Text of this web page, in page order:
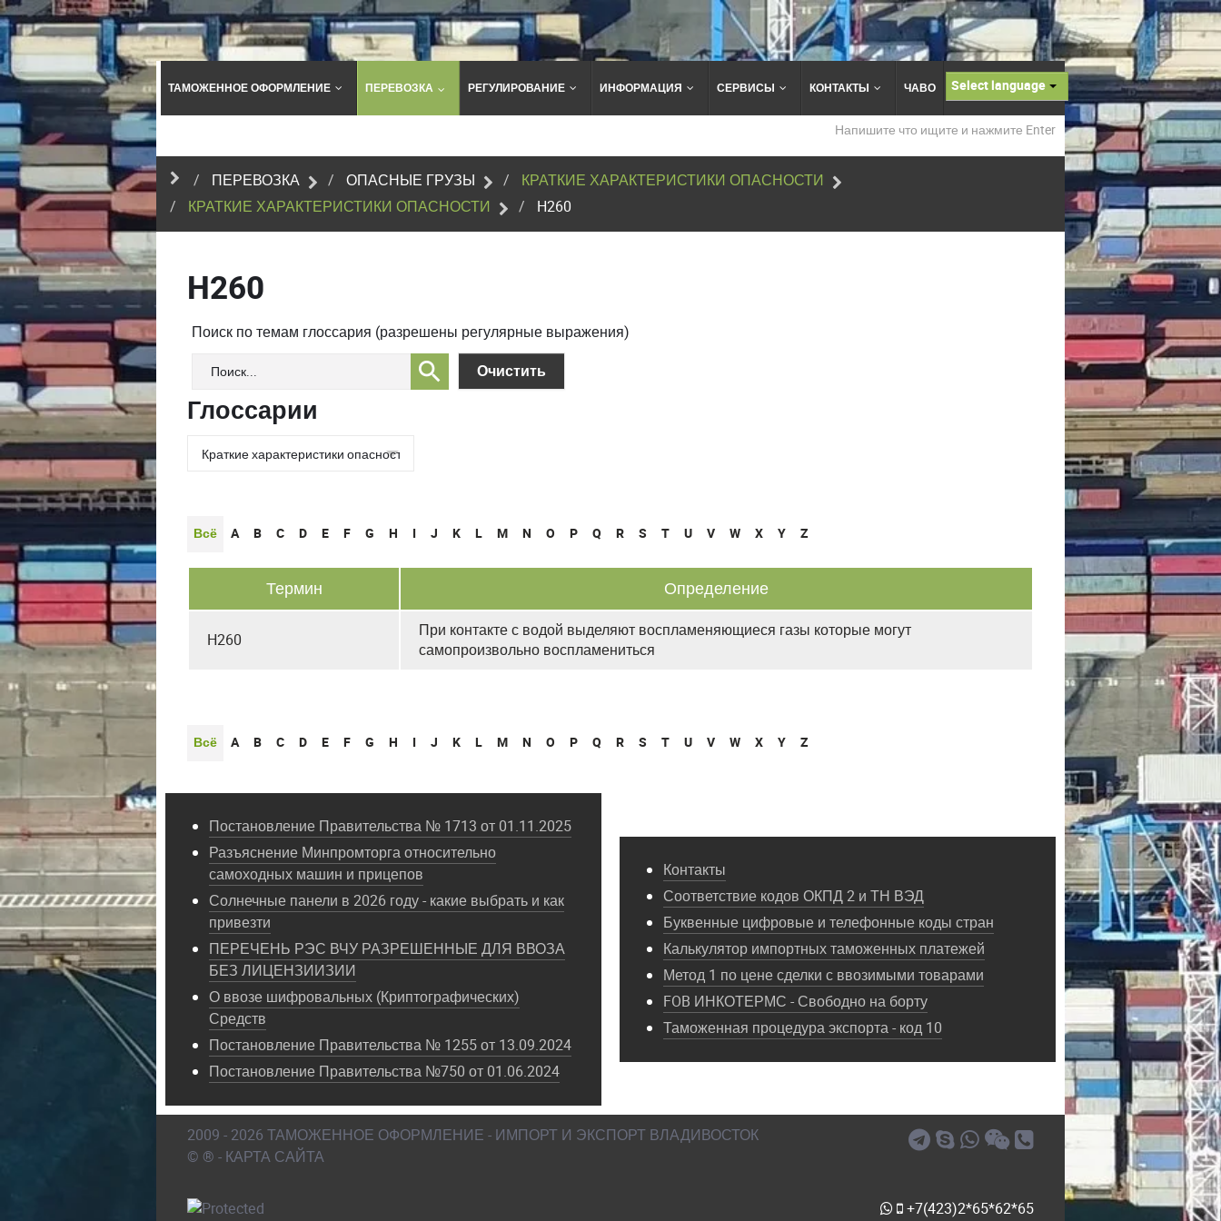
ТАМОЖЕННОЕ ОФОРМЛЕНИЕ ПЕРЕВОЗКА РЕГУЛИРОВАНИЕ ИНФОРМАЦИЯ СЕРВИСЫ КОНТАКТЫ ЧАВО Select language
сайту
ПЕРЕВОЗКА ОПАСНЫЕ ГРУЗЫ
КРАТКИЕ ХАРАКТЕРИСТИКИ ОПАСНОСТИ
КРАТКИЕ ХАРАКТЕРИСТИКИ ОПАСНОСТИ
H260
H260
Поиск по темам глоссария (разрешены регулярные выражения)
Глоссарии
Всё A B C D E F G H I J K L M N O P Q R S T U V W X Y Z
Термин Определение
H260
При контакте с водой выделяют воспламеняющиеся газы которые могут
самопроизвольно воспламениться
Всё A B C D E F G H I J K L M N O P Q R S T U V W X Y Z
Постановление Правительства № 1713 от 01.11.2025
Разъяснение Минпромторга относительно
самоходных машин и прицепов
Солнечные панели в 2026 году - какие выбрать и как
привезти
ПЕРЕЧЕНЬ РЭС ВЧУ РАЗРЕШЕННЫЕ ДЛЯ ВВОЗА
БЕЗ ЛИЦЕНЗИИЗИИ
О ввозе шифровальных (Криптографических)
Средств
Постановление Правительства № 1255 от 13.09.2024
Постановление Правительства №750 от 01.06.2024
Контакты
Соответствие кодов ОКПД 2 и ТН ВЭД
Буквенные цифровые и телефонные коды стран
Калькулятор импортных таможенных платежей
Метод 1 по цене сделки с ввозимыми товарами
FOB ИНКОТЕРМС - Свободно на борту
Таможенная процедура экспорта - код 10
2009 - 2026 ТАМОЖЕННОЕ ОФОРМЛЕНИЕ - ИМПОРТ И ЭКСПОРТ ВЛАДИВОСТОК
© ® - КАРТА САЙТА
+7(423)2*65*62*65